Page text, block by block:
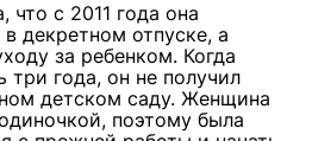
что с 2011 года она
декретном отпуске, а
за ребенком. Когда
года, он не получил
детском саду. Женщина
поэтому была